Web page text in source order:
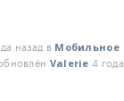
назад в Мобильное
Valerie 4 года